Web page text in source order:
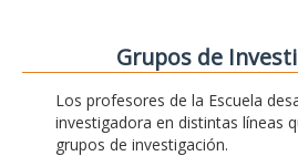
Grupos de
Los profesores de la Escuela
investigadora en distintas líneas
grupos de investigación.